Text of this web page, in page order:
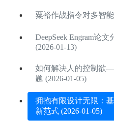
粟裕作战指令对多智
DeepSeek Engram论
(2026-01-13)
如何解决人的控制欲
题 (2026-01-05)
拥抱有限设计无限：
新范式 (2026-01-05)